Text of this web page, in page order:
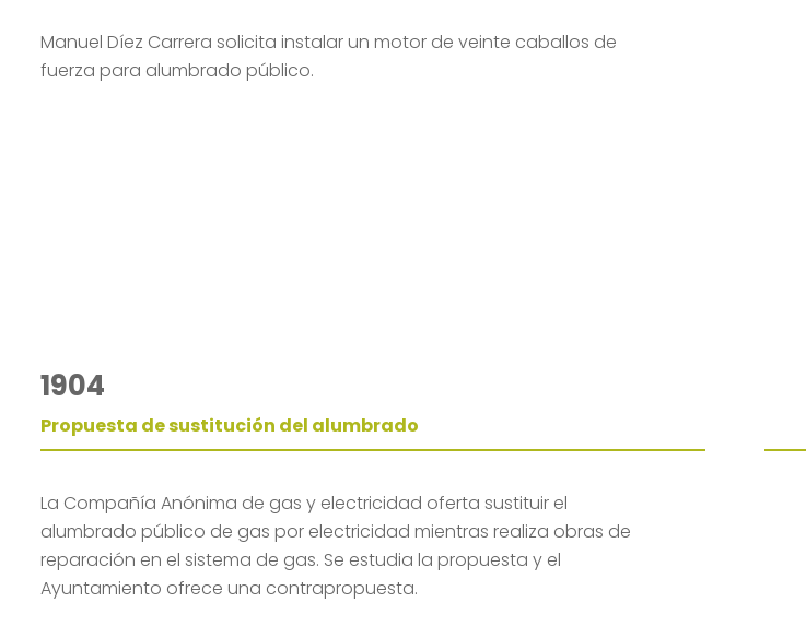
Manuel Díez Carrera solicita instalar un motor de veinte caballos de
fuerza para alumbrado público.
1904
Propuesta de sustitución del alumbrado
La Compañía Anónima de gas y electricidad oferta sustituir el
alumbrado público de gas por electricidad mientras realiza obras de
reparación en el sistema de gas. Se estudia la propuesta y el
Ayuntamiento ofrece una contrapropuesta.